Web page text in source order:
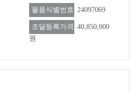
물품식별번호 24097069
조달등록가격 40,850,000
원